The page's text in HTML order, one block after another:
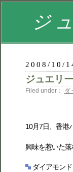
ジ
2008/10/
ジュエリ
Filed under： ダ
10月7日、香港
興味を惹いた落
ダイアモン